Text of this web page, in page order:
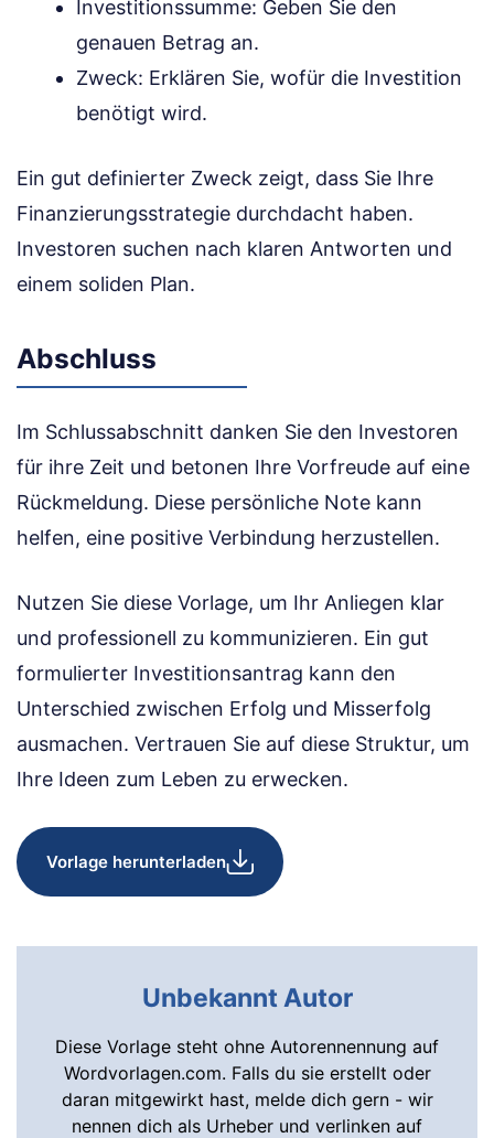
Investitionssumme: Geben Sie den
genauen Betrag an.
Zweck: Erklären Sie, wofür die Investition
benötigt wird.
Ein gut definierter Zweck zeigt, dass Sie Ihre
Finanzierungsstrategie durchdacht haben.
Investoren suchen nach klaren Antworten und
einem soliden Plan.
Abschluss
Im Schlussabschnitt danken Sie den Investoren
für ihre Zeit und betonen Ihre Vorfreude auf eine
Rückmeldung. Diese persönliche Note kann
helfen, eine positive Verbindung herzustellen.
Nutzen Sie diese Vorlage, um Ihr Anliegen klar
und professionell zu kommunizieren. Ein gut
formulierter Investitionsantrag kann den
Unterschied zwischen Erfolg und Misserfolg
ausmachen. Vertrauen Sie auf diese Struktur, um
Ihre Ideen zum Leben zu erwecken.
Vorlage herunterladen
Unbekannt Autor
Diese Vorlage steht ohne Autorennennung auf
Wordvorlagen.com. Falls du sie erstellt oder
daran mitgewirkt hast, melde dich gern - wir
nennen dich als Urheber und verlinken auf